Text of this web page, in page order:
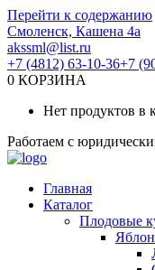
Перейти к содержанию
Смоленск, Кашена 4а
akssml@list.ru
+7 (4812) 63-10-36+7
0 КОРЗИНА
Нет продуктов в
Работаем с
Главная
Каталог
Плодовые